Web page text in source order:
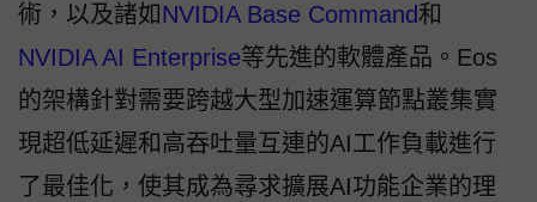
術，以及諸如NVIDIA Base Command和
NVIDIA AI Enterprise等先進的軟體產品。Eos
的架構針對需要跨越大型加速運算節點叢集實
現超低延遲和高吞吐量互連的AI工作負載進行
了最佳化，使其成為尋求擴展AI功能企業的理